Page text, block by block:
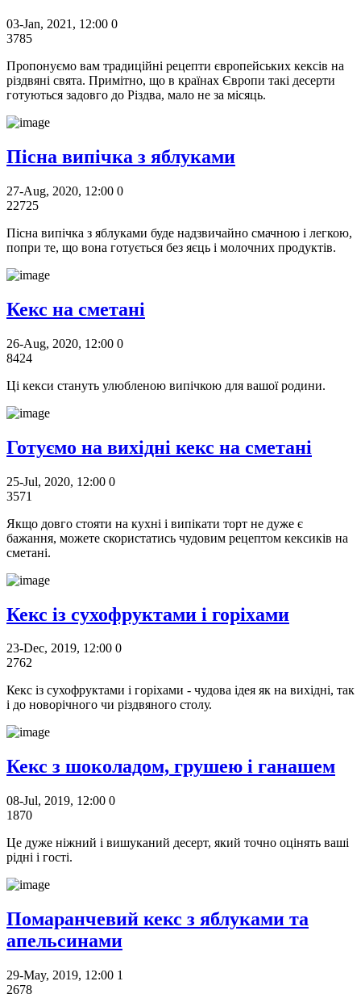
03-Jan, 2021, 12:00 0
3785
Пропонуємо вам традиційні рецепти європейських кексів на
різдвяні свята. Примітно, що в країнах Європи такі десерти
готуються задовго до Різдва, мало не за місяць.
Пісна випічка з яблуками
27-Aug, 2020, 12:00 0
22725
Пісна випічка з яблуками буде надзвичайно смачною і легкою,
попри те, що вона готується без яєць і молочних продуктів.
Кекс на сметані
26-Aug, 2020, 12:00 0
8424
Ці кекси стануть улюбленою випічкою для вашої родини.
Готуємо на вихідні кекс на сметані
25-Jul, 2020, 12:00 0
3571
Якщо довго стояти на кухні і випікати торт не дуже є
бажання, можете скористатись чудовим рецептом кексиків на
сметані.
Кекс із сухофруктами і горіхами
23-Dec, 2019, 12:00 0
2762
Кекс із сухофруктами і горіхами - чудова ідея як на вихідні, так
і до новорічного чи різдвяного столу.
Кекс з шоколадом, грушею і ганашем
08-Jul, 2019, 12:00 0
1870
Це дуже ніжний і вишуканий десерт, який точно оцінять ваші
рідні і гості.
Помаранчевий кекс з яблуками та
апельсинами
29-May, 2019, 12:00 1
2678